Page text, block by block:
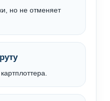
но не отменяет